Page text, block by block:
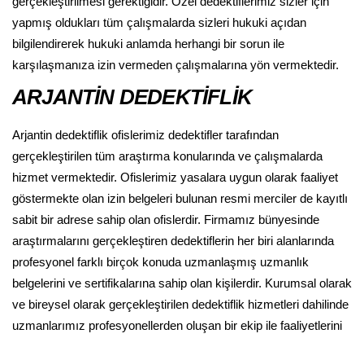
yapmış oldukları tüm çalışmalarda sizleri hukuki açıdan
bilgilendirerek hukuki anlamda herhangi bir sorun ile
karşılaşmanıza izin vermeden çalışmalarına yön vermektedir.
ARJANTİN DEDEKTİFLİK
Arjantin dedektiflik ofislerimiz dedektifler tarafından
gerçekleştirilen tüm araştırma konularında ve çalışmalarda
hizmet vermektedir. Ofislerimiz yasalara uygun olarak faaliyet
göstermekte olan izin belgeleri bulunan resmi merciler de kayıtlı
sabit bir adrese sahip olan ofislerdir. Firmamız bünyesinde
araştırmalarını gerçekleştiren dedektiflerin her biri alanlarında
profesyonel farklı birçok konuda uzmanlaşmış uzmanlık
belgelerini ve sertifikalarına sahip olan kişilerdir. Kurumsal olarak
ve bireysel olarak gerçekleştirilen dedektiflik hizmetleri dahilinde
uzmanlarımız profesyonellerden oluşan bir ekip ile faaliyetlerini